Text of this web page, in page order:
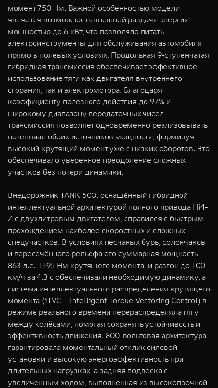
момент 750 Нм. Важной особенностью модели
является возможность внешней раздачи энергии
мощностью до 6 кВт, что позволяло питать
электроинструменты для обслуживания автомобиля
прямо в полевых условиях. Продольная 9-ступенчатая
гибридная трансмиссия обеспечивает эффективное
использование тяги как двигателя внутреннего
сгорания, так и электромотора. Благодаря
коэффициенту полезного действия до 97% и
широкому диапазону передаточных чисел
трансмиссия позволяет одновременно реализовывать
потенциал обоих источников мощности, формируя
высокий крутящий момент уже с низких оборотов. Это
обеспечивало уверенное преодоление сложных
участков без потери динамики.
Внедорожник TANK 500, оснащённый гибридной
интеллектуальной архитектурой полного привода Hi4-
Z с двухлитровым двигателем, справился с быстрым
прохождением наиболее скоростных и сложных
спецучастков. В условиях песчаных бурь, солончаков
и пересечённого рельефа его суммарная мощность
863 л.с., 1195 Нм крутящего момента, и разгон до 100
км/ч за 4,3 с обеспечивали необходимую динамику, а
система интеллектуального распределения крутящего
момента (iTVC - Intelligent Torque Vectoring Control) в
режиме реального времени перераспределяла тягу
между колёсами, помогая сохранять устойчивость и
эффективность движения. 800-вольтовая архитектура
гарантировала моментальный отклик силовой
установки и высокую энергоэффективность при
длительных нагрузках, а задняя подвеска с
увеличенным ходом, выполненная из высокопрочной